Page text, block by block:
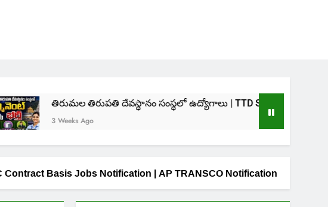
తిరుపతి దేవస్థానం సంస్థలో ఉద్యోగాలు | TTD SVIMS Direct Recruitment 2026
Ago
Contract Basis Jobs Notification | AP TRANSCO Notification